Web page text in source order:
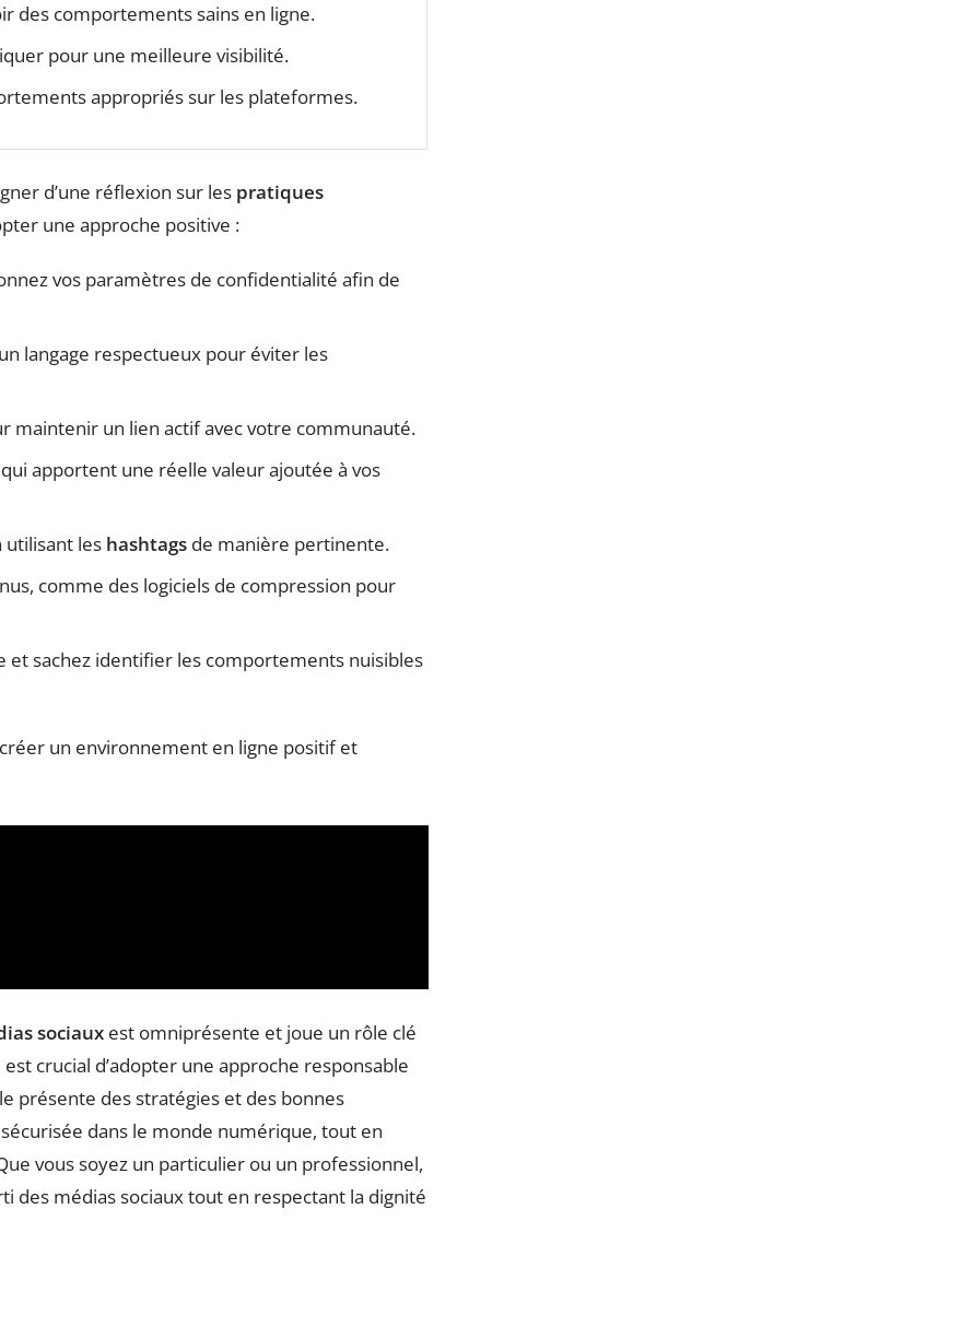
des comportements sains en ligne.
pour une meilleure visibilité.
appropriés sur les plateformes.
d’une réflexion sur les pratiques
une approche positive :
vos paramètres de confidentialité afin de
langage respectueux pour éviter les
maintenir un lien actif avec votre communauté.
apportent une réelle valeur ajoutée à vos
utilisant les hashtags de manière pertinente.
comme des logiciels de compression pour
et sachez identifier les comportements nuisibles
un environnement en ligne positif et
sociaux est omniprésente et joue un rôle clé
crucial d’adopter une approche responsable
présente des stratégies et des bonnes
dans le monde numérique, tout en
vous soyez un particulier ou un professionnel,
des médias sociaux tout en respectant la dignité